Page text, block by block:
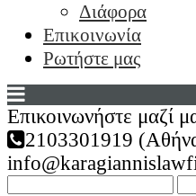
Διάφορα
Επικοινωνία
Ρωτήστε μας
Επικοινωνήστε μαζί
2103301919